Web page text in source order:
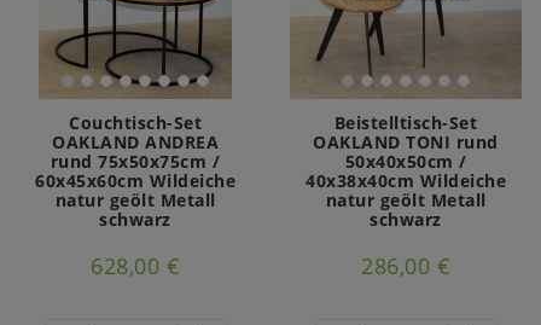
Couchtisch-Set
OAKLAND ANDREA
rund 75x50x75cm /
60x45x60cm Wildeiche
natur geölt Metall
schwarz
628,00 €
Beistelltisch-Set
OAKLAND TONI rund
50x40x50cm /
40x38x40cm Wildeiche
natur geölt Metall
schwarz
286,00 €